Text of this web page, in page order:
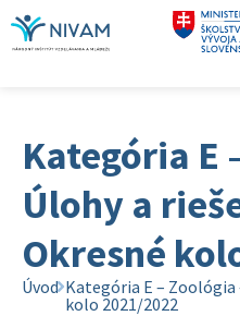
Kategória E
Úlohy a
Okresné
Úvod Kategória E – Zoológia
kolo 2021/2022